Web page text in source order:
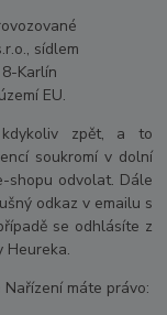
sídlem
Karlín
EU.
zpět, a to
soukromí v dolní
shopu odvolat. Dále
odkaz v emailu s
se odhlásíte z
Heureka.
Nařízení máte právo: